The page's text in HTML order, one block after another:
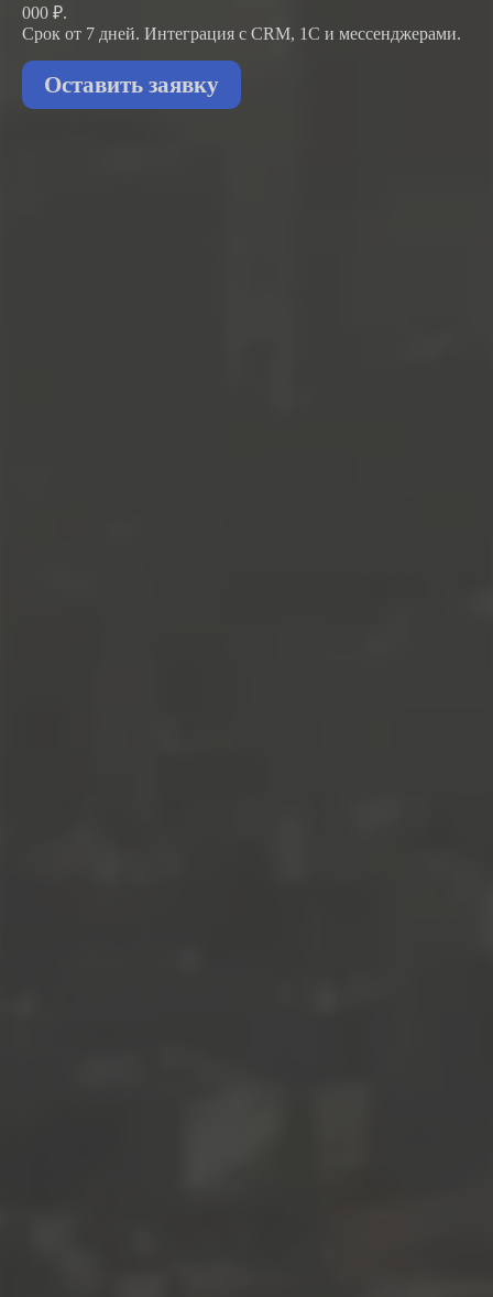
000 ₽.
Срок от 7 дней. Интеграция с CRM, 1С и мессенджерами.
Оставить заявку